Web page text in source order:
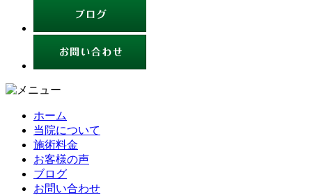
ホーム
当院について
施術料金
お客様の声
ブログ
お問い合わせ